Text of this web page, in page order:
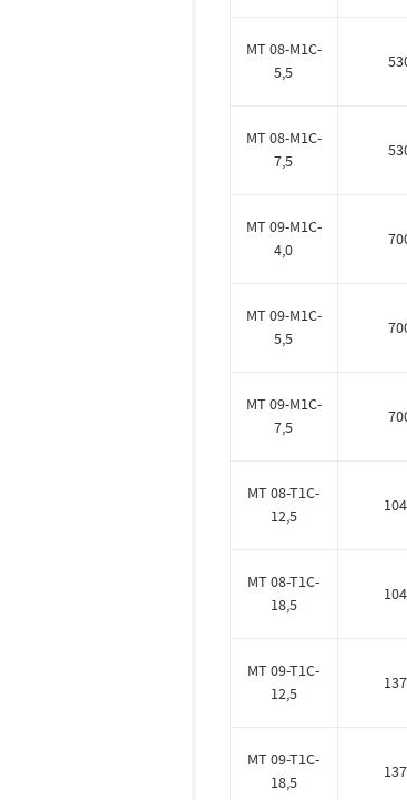
MT 08-M1C-
5,5
MT 08-M1C-
7,5
MT 09-M1C-
4,0
MT 09-M1C-
5,5
MT 09-M1C-
7,5
MT 08-T1C-
12,5
MT 08-T1C-
18,5
MT 09-T1C-
12,5
MT 09-T1C-
18,5